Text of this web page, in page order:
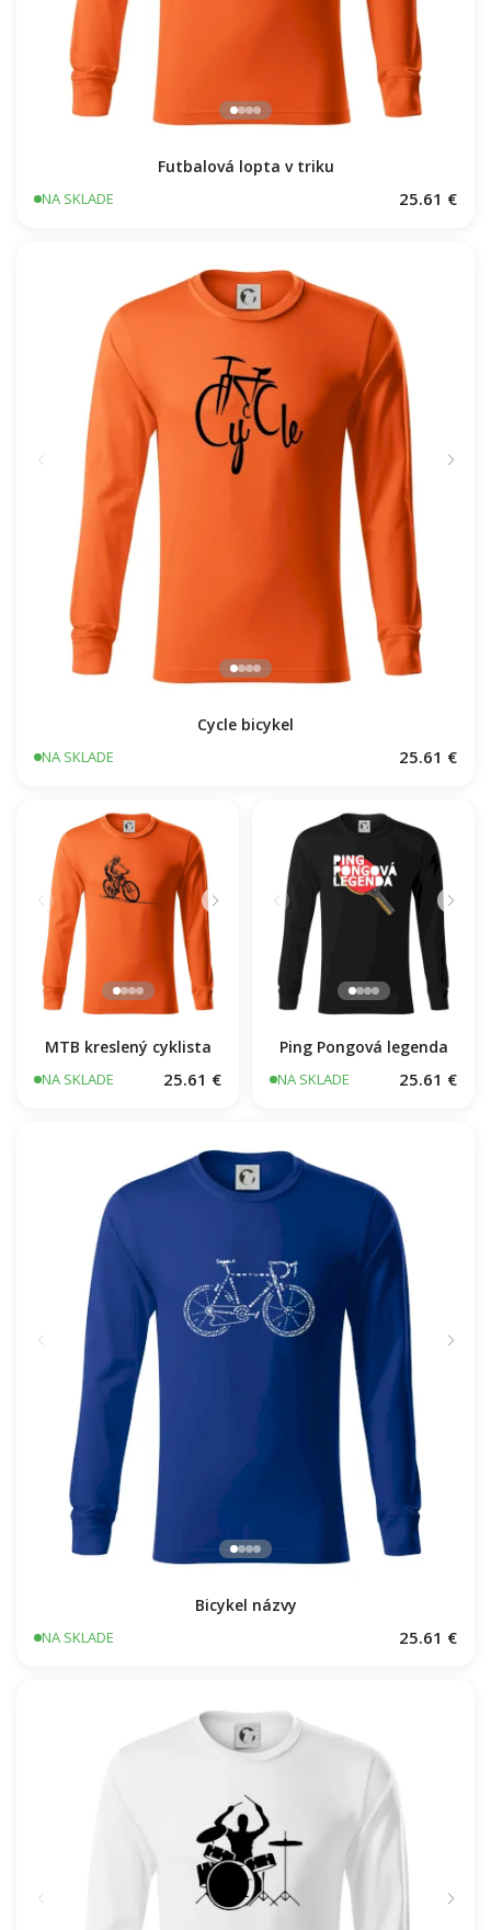
Futbalová lopta v triku
NA SKLADE 25.61 €
Cycle bicykel
NA SKLADE 25.61 €
MTB kreslený cyklista
NA SKLADE 25.61 €
Ping Pongová legenda
NA SKLADE 25.61 €
Bicykel názvy
NA SKLADE 25.61 €